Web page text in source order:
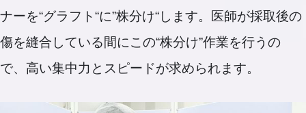
ナーを“グラフト“に”株分け“します。医師が採取後の
傷を縫合している間にこの“株分け”作業を行うの
で、高い集中力とスピードが求められます。